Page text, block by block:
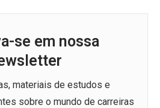
se em nossa
materiais de estudos e
sobre o mundo de carreiras